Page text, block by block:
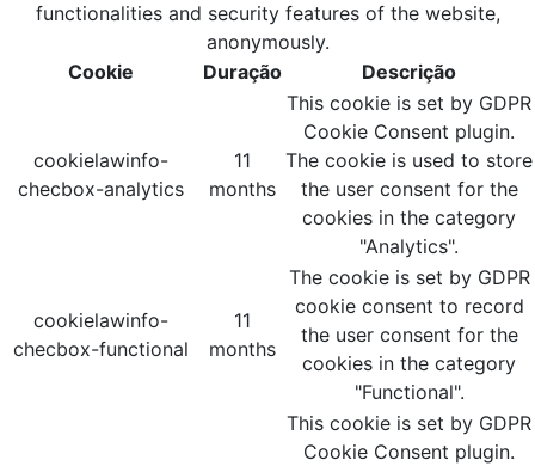
functionalities and security features of the website,
anonymously.
Cookie
Duração Descrição
cookielawinfo-
checbox-analytics
11
months
This cookie is set by GDPR
Cookie Consent plugin.
The cookie is used to store
the user consent for the
cookies in the category
"Analytics".
cookielawinfo-
checbox-functional
11
months
The cookie is set by GDPR
cookie consent to record
the user consent for the
cookies in the category
"Functional".
This cookie is set by GDPR
Cookie Consent plugin.